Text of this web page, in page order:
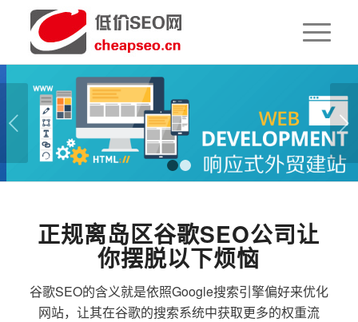
下一页
1 2
正规离岛区谷歌SEO公司让
你摆脱以下烦恼
谷歌SEO的含义就是依照Google搜索引擎偏好来优化
网站，让其在谷歌的搜索系统中获取更多的权重流